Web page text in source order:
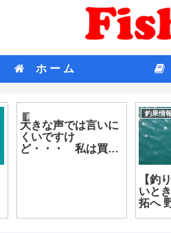
ホ ー ム
商品紹介
大きな声では言いに
くいですけ
ど・・・ 私は買い
釣果情報
【釣
いと
拓へ